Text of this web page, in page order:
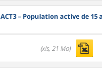
ACT3– Population active de 15
(xls, 21 Mo)